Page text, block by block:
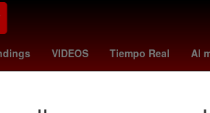
VIDEOS Tiempo Real Al
wwe Desirée Monsiváis Puebla de